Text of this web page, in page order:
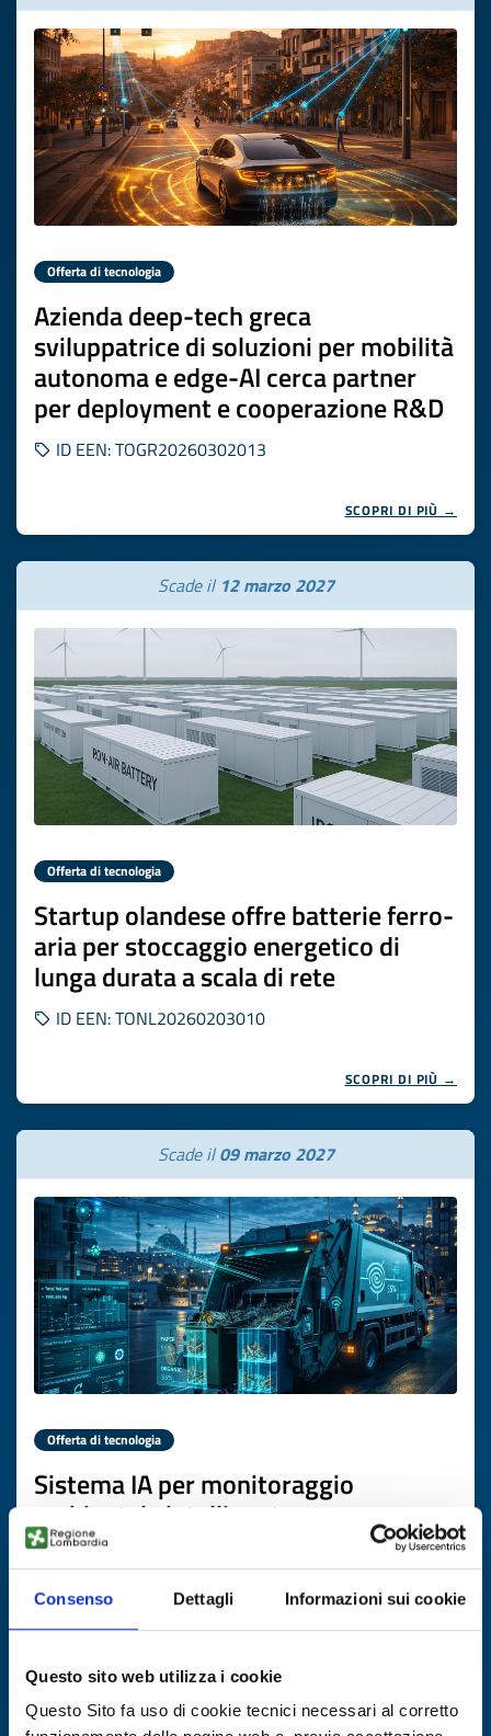
Consenso Dettagli Informazioni sui cookie
Questo sito web utilizza i cookie
Questo Sito fa uso di cookie tecnici necessari al corretto
Offerta di tecnologia
Azienda deep-tech greca
sviluppatrice di soluzioni per mobilità
autonoma e edge-AI cerca partner
per deployment e cooperazione R&D
ID EEN: TOGR20260302013
SCOPRI DI PIÙ →
Scade il 12 marzo 2027
Offerta di tecnologia
Startup olandese offre batterie ferro-
aria per stoccaggio energetico di
lunga durata a scala di rete
ID EEN: TONL20260203010
SCOPRI DI PIÙ →
Scade il09 marzo 2027
Offerta di tecnologia
Sistema IA per monitoraggio
ambientale intelligente e
riconoscimento rifiuti per operazioni
urbane sostenibili
ID EEN: TOTR20260226004